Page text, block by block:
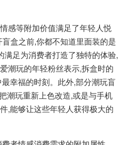
感等附加价值满足了年轻人悦
盒之前,你都不知道里面装的是
满足为消费者打造了独特的体验,
潮玩的年轻粉丝表示,拆盒时的
幸福的时刻。此外,部分潮玩盲
潮玩重新上色改造,或是与手机
,能够让这些年轻人获得极大的